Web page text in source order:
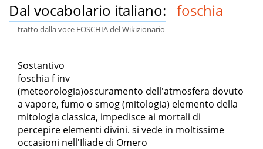
Dal vocabolario italiano: foschia
tratto dalla voce FOSCHIA del Wikizionario
Sostantivo
foschia f inv
(meteorologia)oscuramento dell'atmosfera dovuto
a vapore, fumo o smog (mitologia) elemento della
mitologia classica, impedisce ai mortali di
percepire elementi divini. si vede in moltissime
occasioni nell'Iliade di Omero